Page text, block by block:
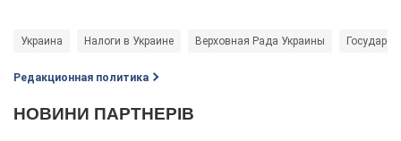
Украина Налоги в Украине Верховная Рада Украины
Редакционная политика